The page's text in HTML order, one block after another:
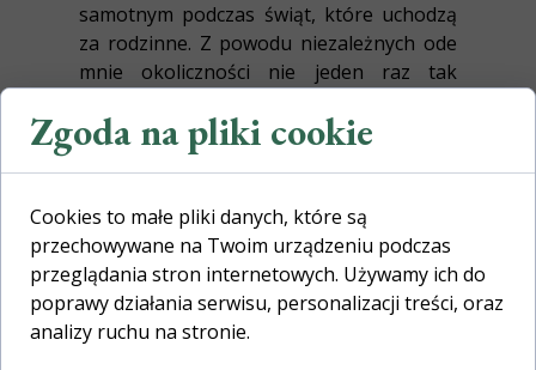
samotnym podczas świąt, które uchodzą
za rodzinne. Z powodu niezależnych ode
mnie okoliczności nie jeden raz tak
Ano zadziewa się to, iż świąteczny okres
przestaje nim być, on powszednieje, bo
samotność tak trochę wpływa na
Zgoda na pliki cookie
Cookies to małe pliki danych, które są
przechowywane na Twoim urządzeniu podczas
przeglądania stron internetowych. Używamy ich do
poprawy działania serwisu, personalizacji treści, oraz
analizy ruchu na stronie.